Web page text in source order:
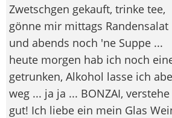
Zwetschgen gekauft, trinke tee,
gönne mir mittags Randensalat
und abends noch 'ne Suppe ...
heute morgen hab ich noch
getrunken, Alkohol lasse ich
weg ... ja ja ... BONZAI,
gut! Ich liebe ein mein Glas